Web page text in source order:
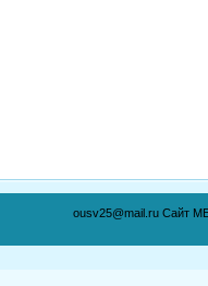
ousv25@mail.ru Сайт